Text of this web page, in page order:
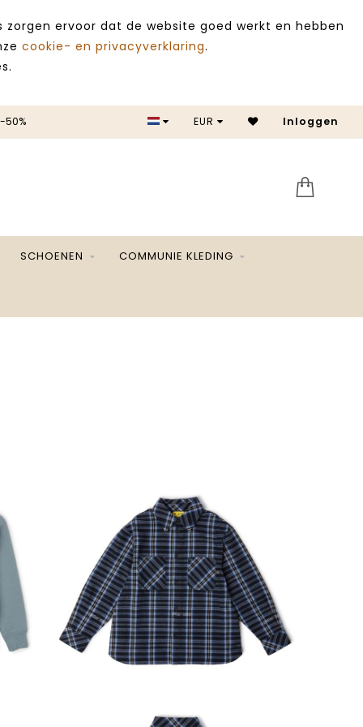
ervoor dat de website goed werkt en hebben
cookie- en privacyverklaring.
50% SALE
EUR Inloggen
SCHOENEN COMMUNIE KLEDING